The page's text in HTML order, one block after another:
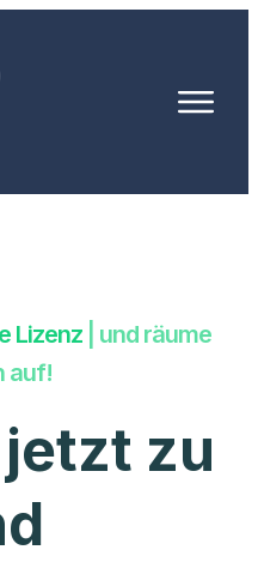
Lizenz
| und räume
auf!
zu